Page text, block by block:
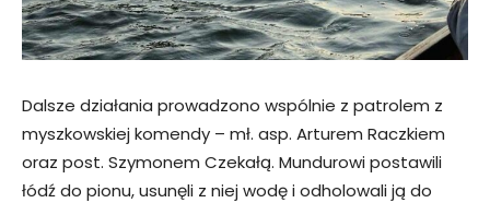
Dalsze działania prowadzono wspólnie z patrolem z
myszkowskiej komendy – mł. asp. Arturem Raczkiem
oraz post. Szymonem Czekałą. Mundurowi postawili
łódź do pionu, usunęli z niej wodę i odholowali ją do